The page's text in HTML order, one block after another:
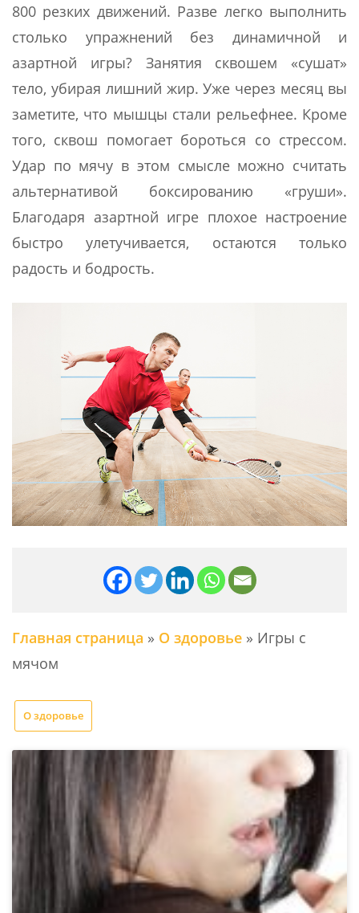
800 резких движений. Разве легко выполнить
столько упражнений без динамичной и
азартной игры? Занятия сквошем «сушат»
тело, убирая лишний жир. Уже через месяц вы
заметите, что мышцы стали рельефнее. Кроме
того, сквош помогает бороться со стрессом.
Удар по мячу в этом смысле можно считать
альтернативой боксированию «груши».
Благодаря азартной игре плохое настроение
быстро улетучивается, остаются только
радость и бодрость.
Главная страница » О здоровье » Игры с
мячом
О здоровье